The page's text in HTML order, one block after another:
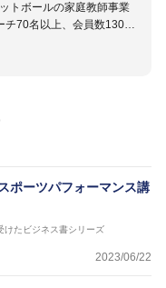
トボールの家庭教師事業
チ70名以上、会員数1300
ども担当しており、「は
修しています。
ンプヘッドコーチ
ンプヘッドコーチ
トコーチ
ンプヘッドコーチ
ンプヘッドコーチ
トコーチ
ポーツパフォーマンス講
けたビジネス書シリーズ
2023/06/22